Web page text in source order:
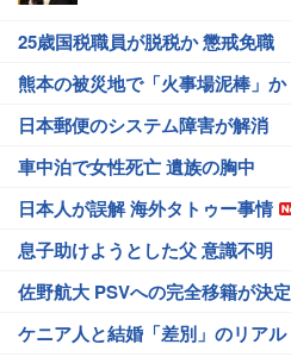
25歳国税職員が脱税か 懲戒免職
熊本の被災地で「火事場泥棒」か
日本郵便のシステム障害が解消
車中泊で女性死亡 遺族の胸中
日本人が誤解 海外タトゥー事情
息子助けようとした父 意識不明
佐野航大 PSVへの完全移籍が決定
ケニア人と結婚「差別」のリアル